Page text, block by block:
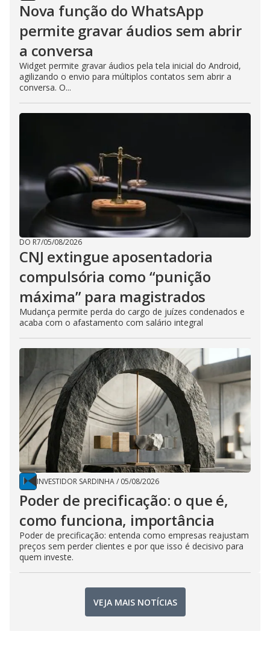
Nova função do WhatsApp
permite gravar áudios sem abrir
a conversa
Widget permite gravar áudios pela tela inicial do Android,
agilizando o envio para múltiplos contatos sem abrir a
conversa. O...
DO R7/05/08/2026
CNJ extingue aposentadoria
compulsória como “punição
máxima” para magistrados
Mudança permite perda do cargo de juízes condenados e
acaba com o afastamento com salário integral
INVESTIDOR SARDINHA/ 05/08/2026
Poder de precificação: o que é,
como funciona, importância
Poder de precificação: entenda como empresas reajustam
preços sem perder clientes e por que isso é decisivo para
quem investe.
VEJA MAIS NOTÍCIAS